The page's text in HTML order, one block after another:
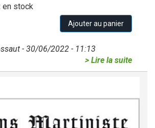
en stock
Ajouter au panier
- 30/06/2022 - 11:13
> Lire la suite